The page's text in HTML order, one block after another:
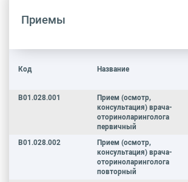
Приемы
Код Название
B01.028.001
Прием (осмотр,
консультация) врача-
оториноларинголога
первичный
B01.028.002
Прием (осмотр,
консультация) врача-
оториноларинголога
повторный